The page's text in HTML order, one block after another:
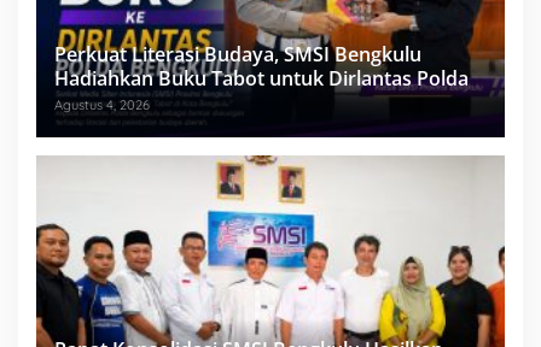
Perkuat Literasi Budaya, SMSI Bengkulu
Hadiahkan Buku Tabot untuk Dirlantas Polda
Agustus 4, 2026